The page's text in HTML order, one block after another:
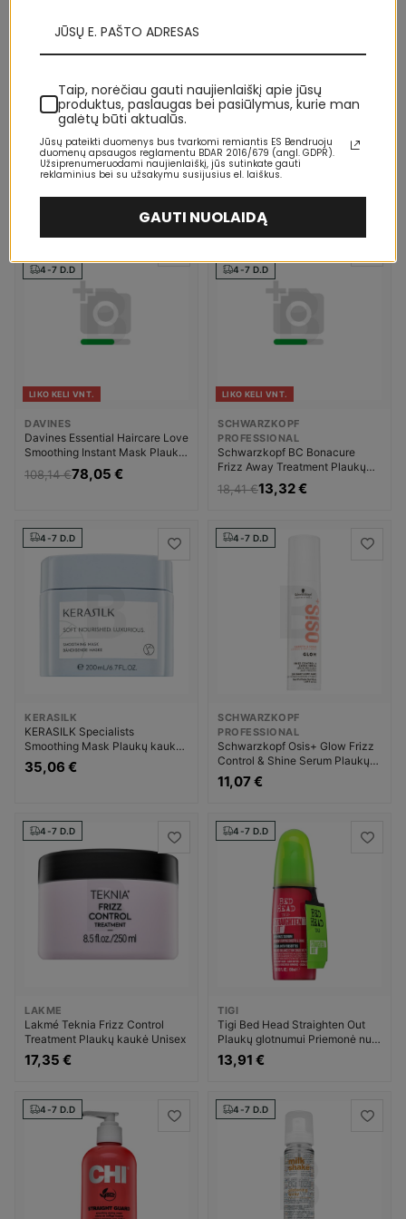
INEBRYA
Inebrya SheCare Glazed Mask
Plaukų kaukė Moterims
15,20 €9,84 €
LIKO KELI VNT.
MOROCCANOIL
Moroccanoil Smooth Plaukų
glotnumui Priemonė nuo plaukų
48,88 €38,74 €
4-7 D.D
LIKO KELI VNT.
DAVINES
Davines Essential Haircare Love
Smoothing Instant Mask Plaukų
priemonė Moterims
108,14 €78,05 €
4-7 D.D
LIKO KELI VNT.
SCHWARZKOPF
PROFESSIONAL
Schwarzkopf BC Bonacure
Frizz Away Treatment Plaukų
kaukė Moterims
18,41 €13,32 €
4-7 D.D
KERASILK
KERASILK Specialists
Smoothing Mask Plaukų kaukė
Unisex
35,06 €
4-7 D.D
SCHWARZKOPF
PROFESSIONAL
Schwarzkopf Osis+ Glow Frizz
Control & Shine Serum Plaukų
glotnumui Priemonė nuo plaukų
pūtimosi Moterims
11,07 €
4-7 D.D
LAKME
Lakmé Teknia Frizz Control
Treatment Plaukų kaukė Unisex
17,35 €
4-7 D.D
TIGI
Tigi Bed Head Straighten Out
Plaukų glotnumui Priemonė nuo
plaukų pūtimosi Moterims
13,91 €
4-7 D.D 4-7 D.D
Taip, norėčiau gauti naujienlaiškį apie jūsų
produktus, paslaugas bei pasiūlymus, kurie man
galėtų būti aktualūs.
Jūsų pateikti duomenys bus tvarkomi remiantis ES Bendruoju
duomenų apsaugos reglamentu BDAR 2016/679 (angl. GDPR).
Užsiprenumeruodami naujienlaiškį, jūs sutinkate gauti
reklaminius bei su užsakymu susijusius el. laiškus.
GAUTI NUOLAIDĄ